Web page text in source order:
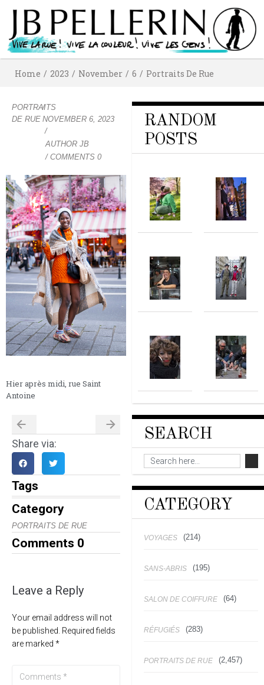
Home / 2023 / November / 6 / Portraits De Rue
PORTRAITS
DE RUE
/
NOVEMBER 6, 2023
/
AUTHOR JB
/ COMMENTS 0
Hier après midi, rue Saint
Antoine
Share via:
Tags
Category
PORTRAITS DE RUE
Comments 0
Leave a Reply
Your email address will not
be published. Required fields
are marked *
RANDOM
POSTS
SEARCH
CATEGORY
VOYAGES (214)
SANS-ABRIS (195)
SALON DE COIFFURE (64)
RÉFUGIÉS (283)
PORTRAITS DE RUE (2,457)